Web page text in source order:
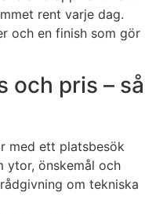
rent varje dag.
och en finish som gör
och pris – så
med ett platsbesök
ytor, önskemål och
om tekniska